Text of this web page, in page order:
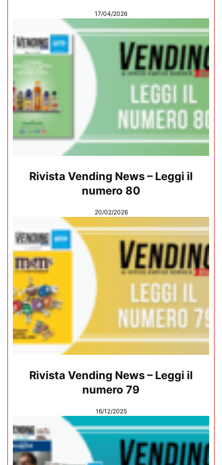
17/04/2026
Rivista Vending News – Leggi il
numero 80
20/02/2026
Rivista Vending News – Leggi il
numero 79
16/12/2025